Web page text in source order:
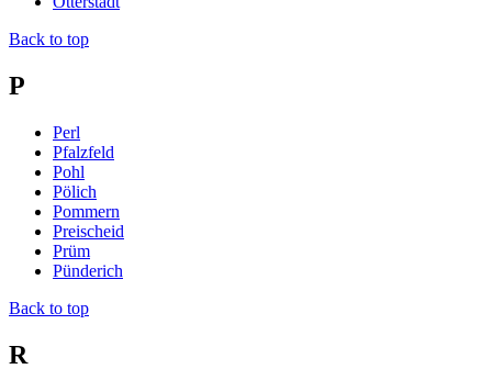
Back to top
P
Perl
Pfalzfeld
Pohl
Pölich
Pommern
Preischeid
Prüm
Pünderich
Back to top
R